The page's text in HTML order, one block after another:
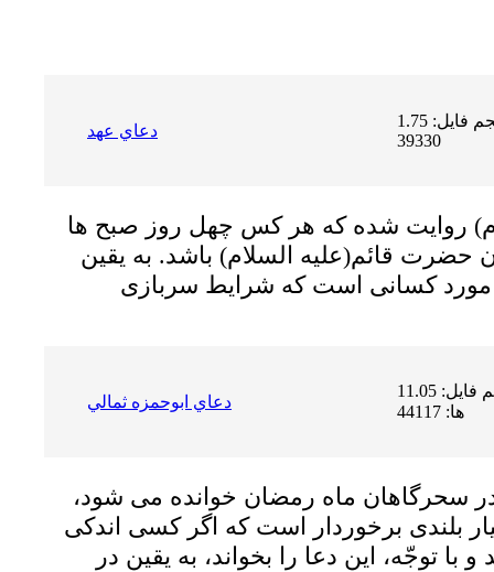
دعاي عهد
حجم فایل: 1.75 MB | دریافت ها:
39330
روایت شده که هر کس چهل روز صبح ها
حضرت قائم(علیه السلام) باشد. به یقین
دعاي ابوحمزه ثمالي
حجم فایل: 11.05 MB | دریافت
ها: 44117
سحرگاهان ماه رمضان خوانده مى شود،
بلندى برخوردار است که اگر کسى اندکى
توجّه، این دعا را بخواند، به یقین در